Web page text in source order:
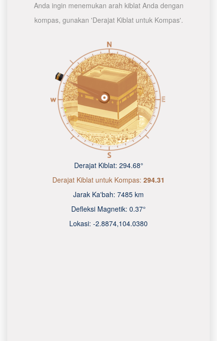
Anda ingin menemukan arah kiblat Anda dengan
kompas, gunakan 'Derajat Kiblat untuk Kompas'.
Derajat Kiblat: 294.68°
Derajat Kiblat untuk Kompas: 294.31
Jarak Ka'bah: 7485 km
Defleksi Magnetik: 0.37°
Lokasi: -2.8874,104.0380